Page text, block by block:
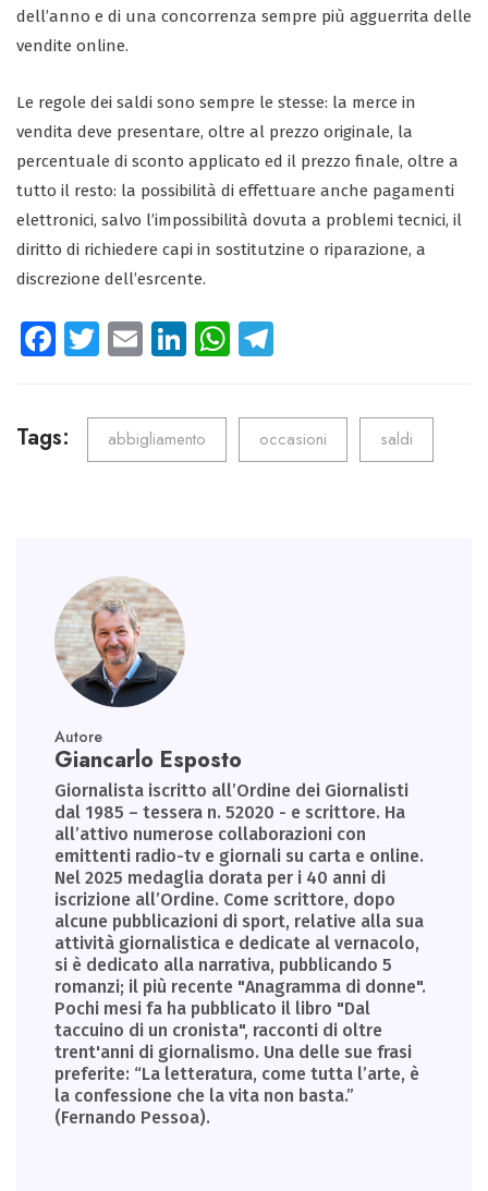
dell’anno e di una concorrenza sempre più agguerrita delle
vendite online.
Le regole dei saldi sono sempre le stesse: la merce in
vendita deve presentare, oltre al prezzo originale, la
percentuale di sconto applicato ed il prezzo finale, oltre a
tutto il resto: la possibilità di effettuare anche pagamenti
elettronici, salvo l’impossibilità dovuta a problemi tecnici, il
diritto di richiedere capi in sostitutzine o riparazione, a
discrezione dell’esrcente.
Fa
o
ok
T
tt
er
E
ail
Li
e
dI
n
W
ts
p
gr
a
m
Tags: abbigliamento occasioni saldi
Autore
Giancarlo Esposto
Giornalista iscritto all’Ordine dei Giornalisti
dal 1985 – tessera n. 52020 - e scrittore. Ha
all’attivo numerose collaborazioni con
emittenti radio-tv e giornali su carta e online.
Nel 2025 medaglia dorata per i 40 anni di
iscrizione all’Ordine. Come scrittore, dopo
alcune pubblicazioni di sport, relative alla sua
attività giornalistica e dedicate al vernacolo,
si è dedicato alla narrativa, pubblicando 5
romanzi; il più recente "Anagramma di donne".
Pochi mesi fa ha pubblicato il libro "Dal
taccuino di un cronista", racconti di oltre
trent'anni di giornalismo. Una delle sue frasi
preferite: “La letteratura, come tutta l’arte, è
la confessione che la vita non basta.”
(Fernando Pessoa).